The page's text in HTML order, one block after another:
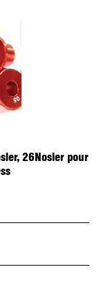
26Nosler pour